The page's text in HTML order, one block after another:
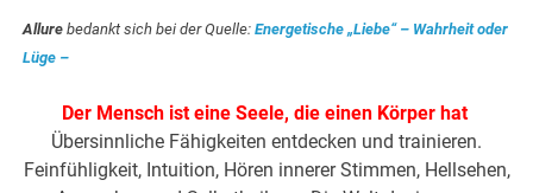
Allure bedankt sich bei der Quelle:Energetische „Liebe“ – Wahrheit oder
Lüge –
Der Mensch ist eine Seele, die einen Körper hat
Übersinnliche Fähigkeiten entdecken und trainieren.
Feinfühligkeit, Intuition, Hören innerer Stimmen, Hellsehen,